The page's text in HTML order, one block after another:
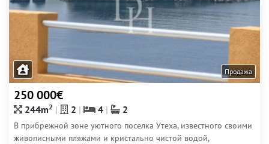
Продажа
250 000€
244m2 2 4 2
В прибрежной зоне уютного поселка Утеха, известного своими
живописными пляжами и кристально чистой водой,